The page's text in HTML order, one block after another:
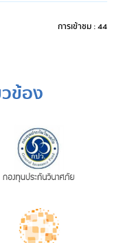
การเข้าชม : 44
ข้อง